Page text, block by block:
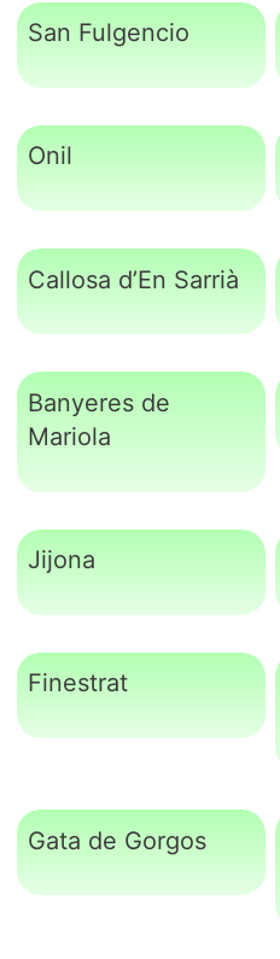
San Fulgencio
Onil
Callosa d’En Sarrià
Banyeres de
Mariola
Jijona
Finestrat
Gata de Gorgos